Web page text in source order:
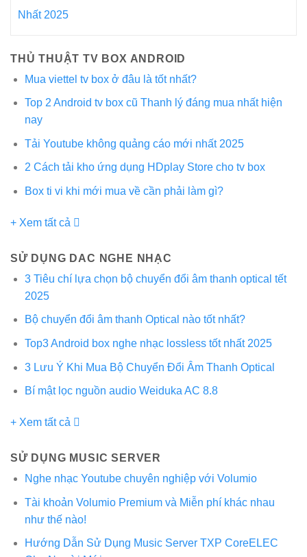
Nhất 2025
THỦ THUẬT TV BOX ANDROID
Mua viettel tv box ở đâu là tốt nhất?
Top 2 Android tv box cũ Thanh lý đáng mua nhất hiện
nay
Tải Youtube không quảng cáo mới nhất 2025
2 Cách tải kho ứng dụng HDplay Store cho tv box
Box ti vi khi mới mua về cần phải làm gì?
+ Xem tất cả
SỬ DỤNG DAC NGHE NHẠC
3 Tiêu chí lựa chọn bộ chuyển đổi âm thanh optical tết
2025
Bộ chuyển đổi âm thanh Optical nào tốt nhất?
Top3 Android box nghe nhạc lossless tốt nhất 2025
3 Lưu Ý Khi Mua Bộ Chuyển Đổi Âm Thanh Optical
Bí mật lọc nguồn audio Weiduka AC 8.8
+ Xem tất cả
SỬ DỤNG MUSIC SERVER
Nghe nhạc Youtube chuyên nghiệp với Volumio
Tài khoản Volumio Premium và Miễn phí khác nhau
như thế nào!
Hướng Dẫn Sử Dụng Music Server TXP CoreELEC